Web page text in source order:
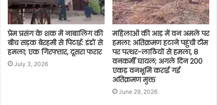
प्रेम प्रसंग के शक में नाबालिग की
बीच सड़क बेरहमी से पिटाई: डंडों से
हमला; एक गिरफ्तार, दूसरा फरार
July 3, 2026
महिलाओं की आड़ में वन अमले पर
हमला: अतिक्रमण हटाने पहुंची टीम
पर पत्थर-लाठियों से हमला, 8
वनकर्मी घायल; अगले दिन 200
एकड़ वनभूमि कराई गई
अतिक्रमण मुक्त
June 29, 2026